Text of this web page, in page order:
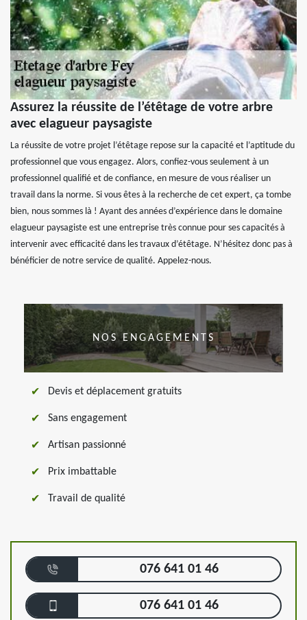
Assurez la réussite de l’étêtage de votre arbre
avec elagueur paysagiste
La réussite de votre projet l’étêtage repose sur la capacité et l’aptitude du
professionnel que vous engagez. Alors, confiez-vous seulement à un
professionnel qualifié et de confiance, en mesure de vous réaliser un
travail dans la norme. Si vous êtes à la recherche de cet expert, ça tombe
bien, nous sommes là ! Ayant des années d’expérience dans le domaine
elagueur paysagiste est une entreprise très connue pour ses capacités à
intervenir avec efficacité dans les travaux d’étêtage. N’hésitez donc pas à
bénéficier de notre service de qualité. Appelez-nous.
NOS ENGAGEMENTS
Devis et déplacement gratuits
Sans engagement
Artisan passionné
Prix imbattable
Travail de qualité
076 641 01 46
076 641 01 46